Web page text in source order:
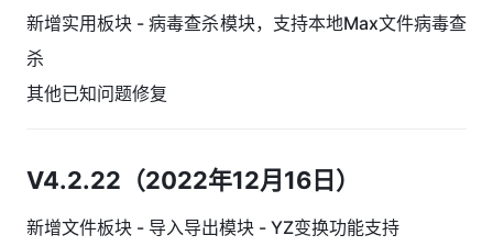
新增实用板块 - 病毒查杀模块，支持本地Max文件病毒查
杀
其他已知问题修复
V4.2.22（2022年12月16日）
新增文件板块 - 导入导出模块 - YZ变换功能支持